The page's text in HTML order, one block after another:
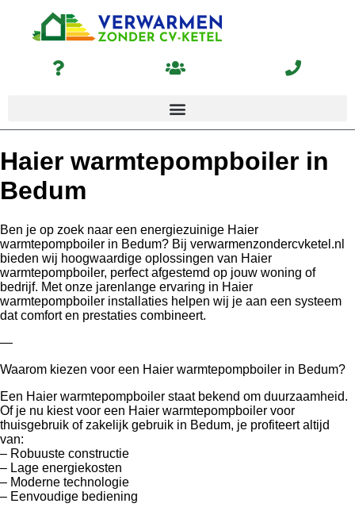
Haier warmtepompboiler in
Bedum
Ben je op zoek naar een energiezuinige Haier
warmtepompboiler in Bedum? Bij verwarmenzondercvketel.nl
bieden wij hoogwaardige oplossingen van Haier
warmtepompboiler, perfect afgestemd op jouw woning of
bedrijf. Met onze jarenlange ervaring in Haier
warmtepompboiler installaties helpen wij je aan een systeem
dat comfort en prestaties combineert.
—
Waarom kiezen voor een Haier warmtepompboiler in Bedum?
Een Haier warmtepompboiler staat bekend om duurzaamheid.
Of je nu kiest voor een Haier warmtepompboiler voor
thuisgebruik of zakelijk gebruik in Bedum, je profiteert altijd
van:
– Robuuste constructie
– Lage energiekosten
– Moderne technologie
– Eenvoudige bediening